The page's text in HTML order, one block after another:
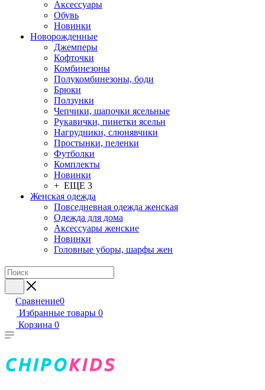
Аксессуары
Обувь
Новинки
Новорожденные
Джемперы
Кофточки
Комбинезоны
Полукомбинезоны, боди
Брюки
Ползунки
Чепчики, шапочки ясельные
Рукавички, пинетки ясельн
Нагрудники, слюнявчики
Простынки, пеленки
Футболки
Комплекты
Новинки
+ ЕЩЕ 3
Женская одежда
Повседневная одежда женская
Одежда для дома
Аксессуары женские
Новинки
Головные уборы, шарфы жен
Сравнение0
Избранные товары 0
Корзина 0